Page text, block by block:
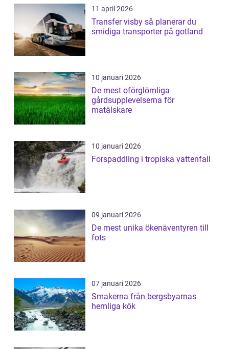
11 april 2026
Transfer visby så planerar du
smidiga transporter på gotland
10 januari 2026
De mest oförglömliga
gårdsupplevelserna för
matälskare
10 januari 2026
Forspaddling i tropiska vattenfall
09 januari 2026
De mest unika ökenäventyren till
fots
07 januari 2026
Smakerna från bergsbyarnas
hemliga kök